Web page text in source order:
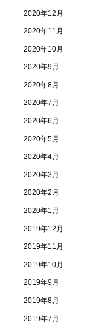
2020年12月
2020年11月
2020年10月
2020年9月
2020年8月
2020年7月
2020年6月
2020年5月
2020年4月
2020年3月
2020年2月
2020年1月
2019年12月
2019年11月
2019年10月
2019年9月
2019年8月
2019年7月